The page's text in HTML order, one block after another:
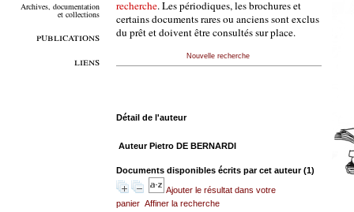
Archives, documentation
et collections
publications
liens
recherche. Les périodiques, les brochures et
certains documents rares ou anciens sont exclus
du prêt et doivent être consultés sur place.
Nouvelle recherche
Détail de l'auteur
Auteur Pietro DE BERNARDI
Documents disponibles écrits par cet auteur (1)
Ajouter le résultat dans votre
panier Affiner la recherche